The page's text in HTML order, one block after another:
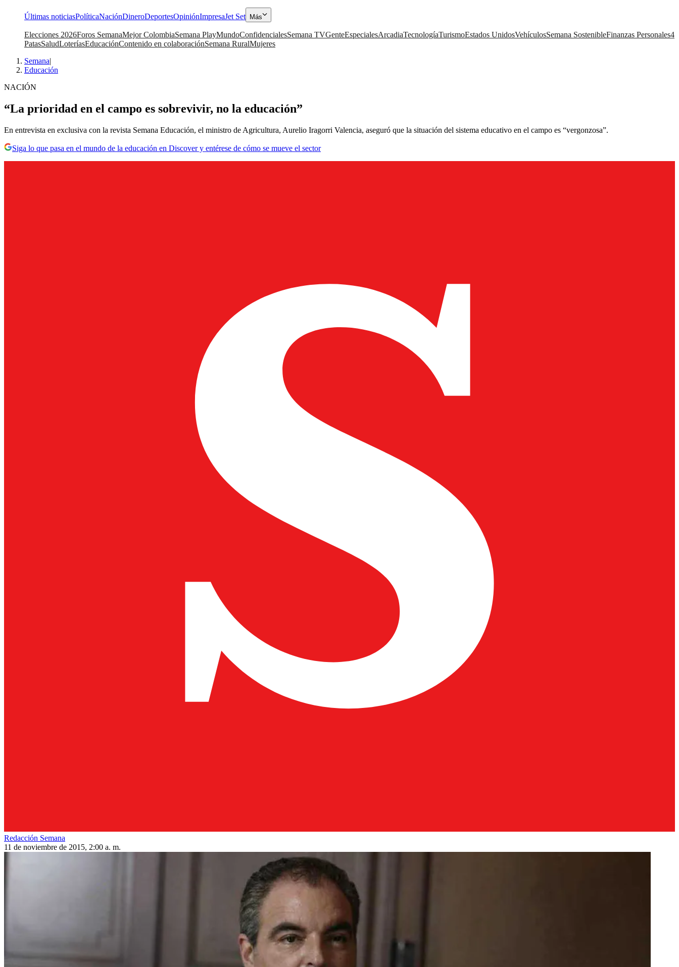
Últimas noticiasPolíticaNaciónDineroDeportesOpiniónImpresaJet Set Más
Elecciones 2026Foros SemanaMejor ColombiaSemana PlayMundoConfidencialesSemana TVGenteEspecialesArcadiaTecnologíaTurismoEstados UnidosVehículosSemana SostenibleFinanzas Personales4
PatasSaludLoteríasEducaciónContenido en colaboraciónSemana RuralMujeres
Semana|
Educación
NACIÓN
“La prioridad en el campo es sobrevivir, no la educación”
En entrevista en exclusiva con la revista Semana Educación, el ministro de Agricultura, Aurelio Iragorri Valencia, aseguró que la situación del sistema educativo en el campo es “vergonzosa”.
Siga lo que pasa en el mundo de la educación en Discover y entérese de cómo se mueve el sector
Redacción Semana
11 de noviembre de 2015, 2:00 a. m.